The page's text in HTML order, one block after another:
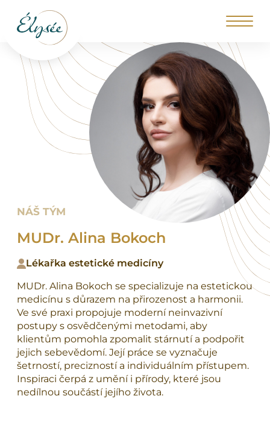
NÁŠ TÝM
MUDr. Alina Bokoch
Lékařka estetické medicíny
MUDr. Alina Bokoch se specializuje na estetickou
medicínu s důrazem na přirozenost a harmonii.
Ve své praxi propojuje moderní neinvazivní
postupy s osvědčenými metodami, aby
klientům pomohla zpomalit stárnutí a podpořit
jejich sebevědomí. Její práce se vyznačuje
šetrností, precizností a individuálním přístupem.
Inspiraci čerpá z umění i přírody, které jsou
nedílnou součástí jejího života.